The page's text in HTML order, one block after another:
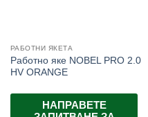
РАБОТНИ ЯКЕТА
Работно яке NOBEL PRO 2.0
HV ORANGE
НАПРАВЕТЕ